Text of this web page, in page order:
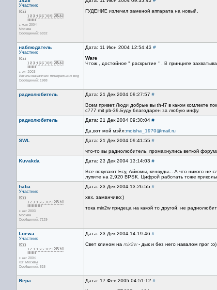
Участник
с мая 2004
Москва
Сообщений: 6332
ГУДЕНИЕ излечил заменой аппарата на новый.
наблюдатель
Участник
с окт 2003
Регион кавказских минеральных вод
Сообщений: 1988
Дата: 11 Июн 2004 12:54:43 #
Ware
Чтож , достойное " раскрытие " . В принципе
радиолюбитель Дата: 21 Дек 2004 09:27:57 #
Всем привет.Люди добрые вы th-f7 в каком комлекте
c777 mit pb-39.Буду благодарен за любую инфу.
радиолюбитель
Дата: 21 Дек 2004 09:30:04 #
Да,вот мой мэйл:moisha_1970@mail.ru
SWL
Дата: 21 Дек 2004 09:41:55 #
что-то вы радиолюбитель, промахнулись веткой
Kuvakda
Дата: 23 Дек 2004 13:14:03 #
Все покупают Есу, Айкомы, кенвуды... А что никого не
лупите на 2,920 BPSK. Цифрой работать тоже
haba
Участник
с авг 2003
Москва
Сообщений: 7129
Дата: 23 Дек 2004 13:26:55 #
хех. заманчиво:)
тока mix2w придеца на какой то другой, не
Loewa
Участник
с авг 2004
ЮГ Москвы
Сообщений: 515
Дата: 23 Дек 2004 14:19:46 #
Свет клином на mix2w- дык и без него навалом прог :о)
Repa Дата: 17 Фев 2005 04:51:12 #